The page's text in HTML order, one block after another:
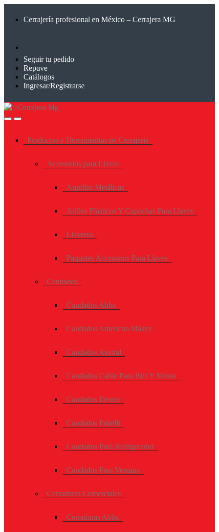
Cerrajería profesional en México – Cerrajera MG
Seguir tu pedido
Repuve
Catálogos
Ingresar/Registrarse
Productos y Herramientas de Cerrajeria
Accesorios para Llaves
Argollas Metálicas
Arillos Plásticos Y Capuchas Para Llaves
Llaveros
Paquetes Accesorios Para Llaves
Candados
Candados Abba
Candados American Máster
Candados Austral
Candados Cable Para Bici Y Motos
Candados Dexter
Candados Faitelli
Candados Para Refrigerador
Candados Para Ventana
Cerraduras Comerciales
Cerraduras Abba